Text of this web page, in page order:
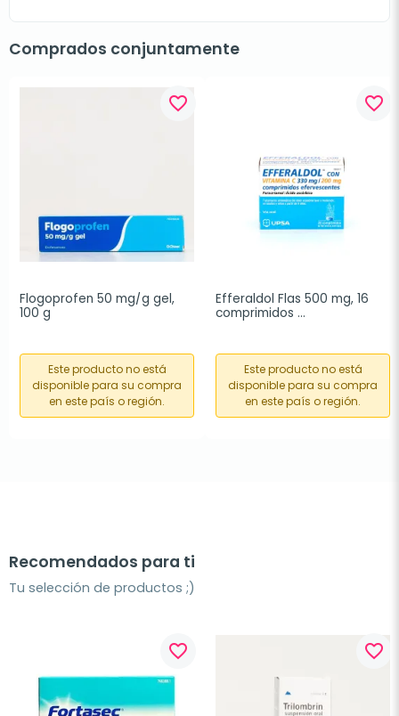
Comprados conjuntamente
favorite_border
Flogoprofen 50 mg/g gel,
100 g
Este producto no está
disponible para su compra
en este país o región.
favorite_border
Efferaldol Flas 500 mg, 16
comprimidos
Este producto no está
disponible para su compra
en este país o región.
Recomendados para ti
Tu selección de productos ;)
favorite_border favorite_border